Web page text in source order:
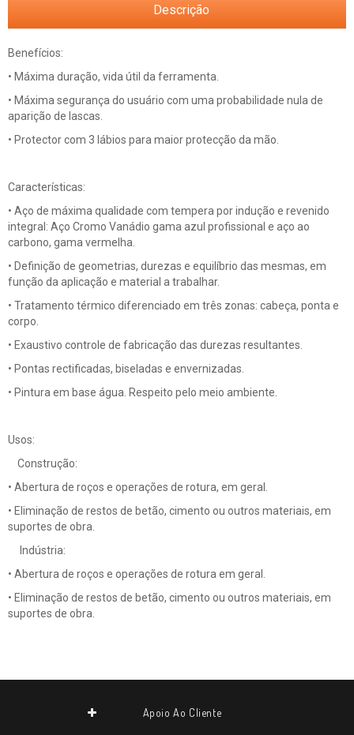
Descrição
Benefícios:
• Máxima duração, vida útil da ferramenta.
• Máxima segurança do usuário com uma probabilidade nula de
aparição de lascas.
• Protector com 3 lábios para maior protecção da mão.
Características:
• Aço de máxima qualidade com tempera por indução e revenido
integral: Aço Cromo Vanádio gama azul profissional e aço ao
carbono, gama vermelha.
• Definição de geometrias, durezas e equilíbrio das mesmas, em
função da aplicação e material a trabalhar.
• Tratamento térmico diferenciado em três zonas: cabeça, ponta e
corpo.
• Exaustivo controle de fabricação das durezas resultantes.
• Pontas rectificadas, biseladas e envernizadas.
• Pintura em base água. Respeito pelo meio ambiente.
Usos:
Construção:
• Abertura de roços e operações de rotura, em geral.
• Eliminação de restos de betão, cimento ou outros materiais, em
suportes de obra.
Indústria:
• Abertura de roços e operações de rotura em geral.
• Eliminação de restos de betão, cimento ou outros materiais, em
suportes de obra.
Apoio Ao Cliente